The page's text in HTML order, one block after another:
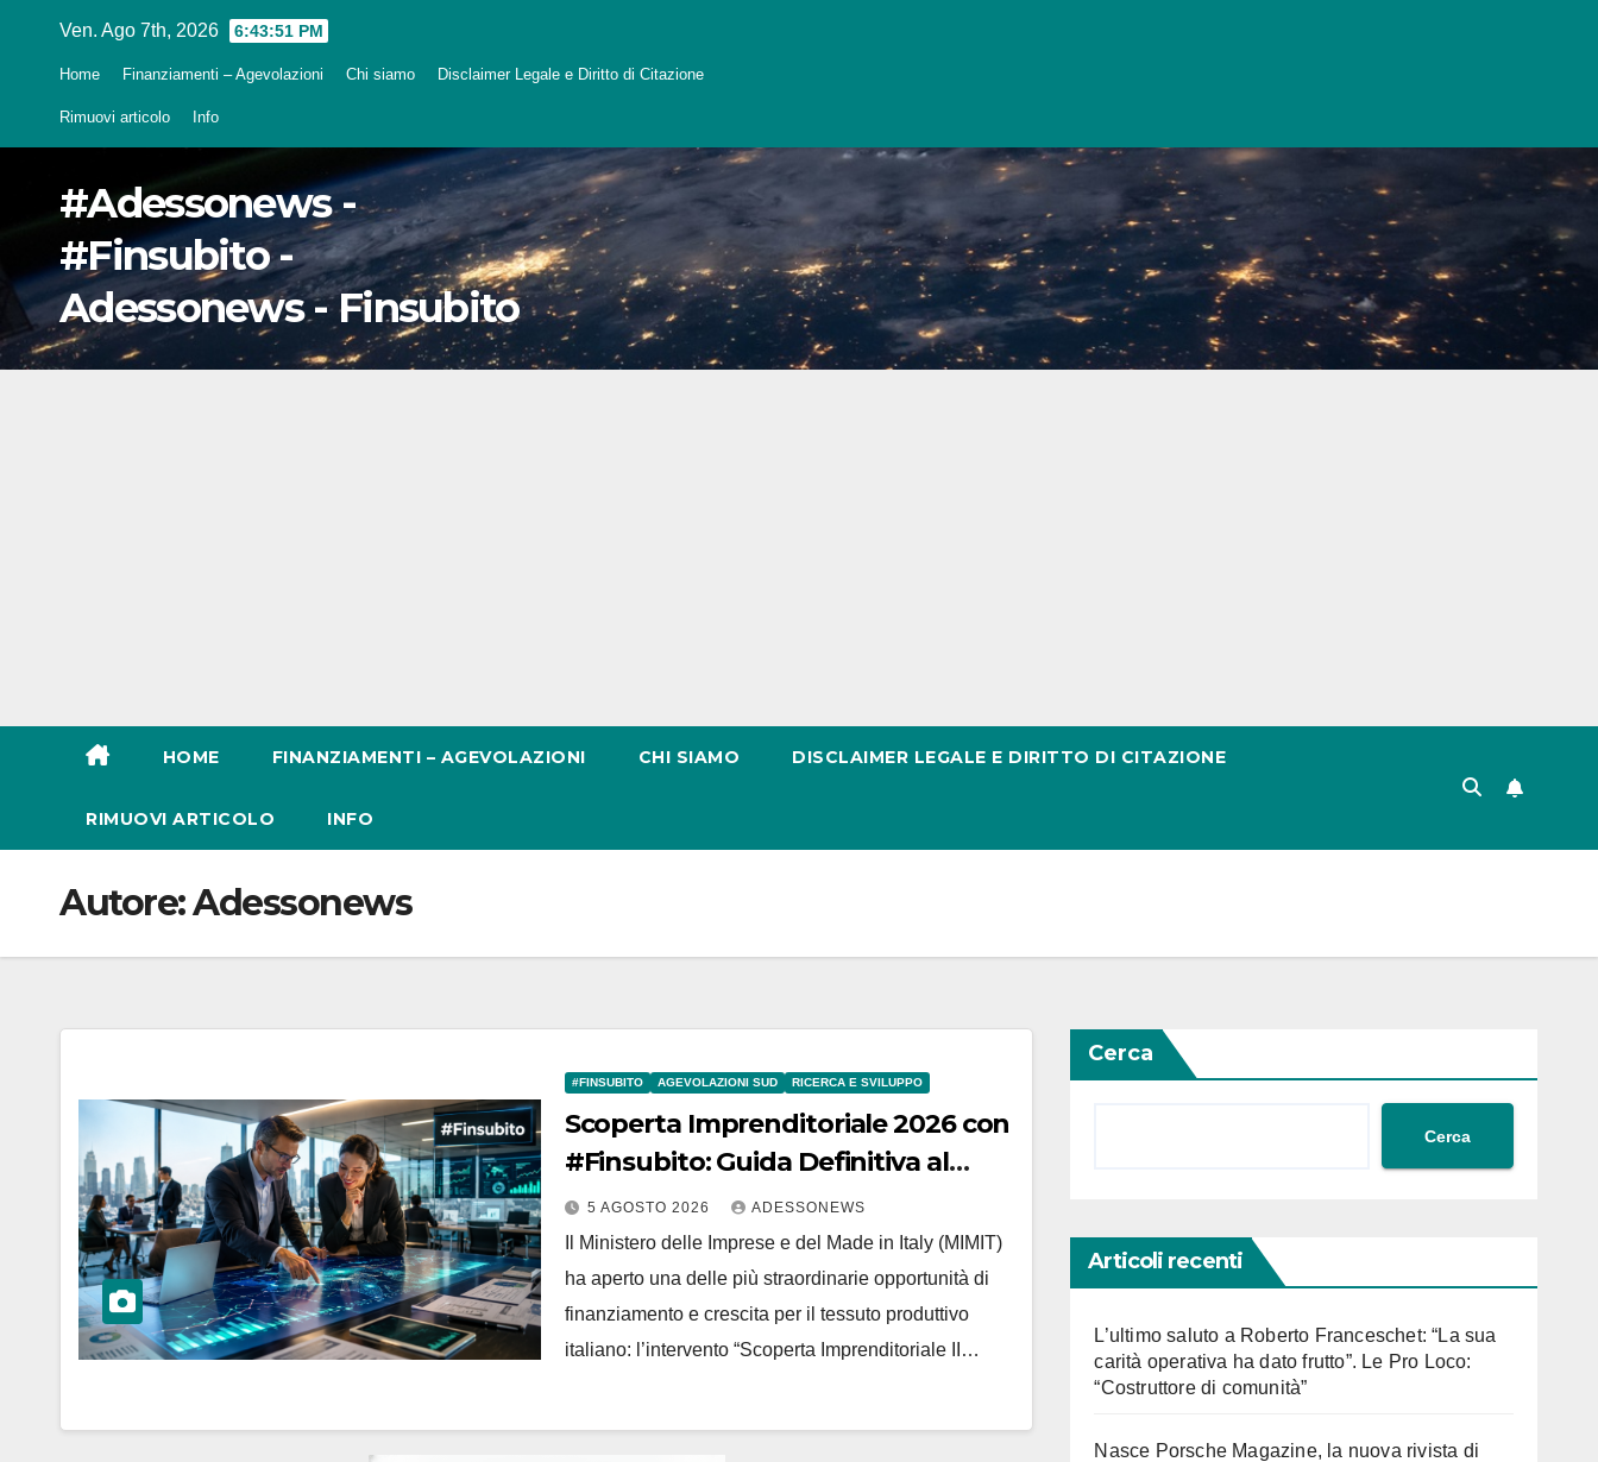
Ven. Ago 7th, 2026 6:43:52 PM
Home Finanziamenti – Agevolazioni Chi siamo Disclaimer Legale e Diritto di Citazione
Rimuovi articolo Info
#Adessonews -
#Finsubito -
Adessonews - Finsubito
HOME FINANZIAMENTI – AGEVOLAZIONI CHI SIAMO DISCLAIMER LEGALE E DIRITTO DI CITAZIONE
RIMUOVI ARTICOLO INFO
Autore:Adessonews
#FINSUBITO AGEVOLAZIONI SUD RICERCA E SVILUPPO
Scoperta Imprenditoriale 2026 con
#Finsubito: Guida Definitiva al
Bando MIMIT da 505 Milioni di Euro
per Ricerca e Sviluppo nel
Mezzogiorno – #Adessonews –
#Finsubito – Adessonews
5 AGOSTO 2026 ADESSONEWS
Il Ministero delle Imprese e del Made in Italy (MIMIT)
ha aperto una delle più straordinarie opportunità di
finanziamento e crescita per il tessuto produttivo
italiano: l’intervento “Scoperta Imprenditoriale II…
Cerca
Cerca
Articoli recenti
L’ultimo saluto a Roberto Franceschet: “La sua
carità operativa ha dato frutto”. Le Pro Loco:
“Costruttore di comunità”
Nasce Porsche Magazine, la nuova rivista di